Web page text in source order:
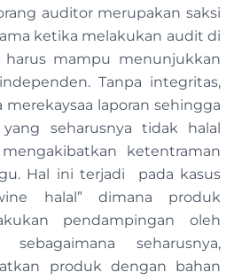
auditor merupakan saksi
ketika melakukan audit di
harus mampu menunjukkan
Tanpa integritas,
merekaysaa laporan sehingga
seharusnya tidak halal
ketentraman
Hal ini terjadi pada kasus
halal” dimana produk
pendampingan oleh
seharusnya,
produk dengan bahan